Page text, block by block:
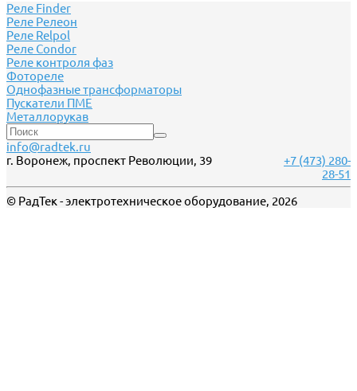
Реле Finder
Реле Релеон
Реле Relpol
Реле Сondor
Реле контроля фаз
Фотореле
Однофазные трансформаторы
Пускатели ПМЕ
Металлорукав
info@radtek.ru
г. Воронеж, проспект Революции, 39
+7 (473) 280-
28-51
© РадТек - электротехническое оборудование, 2026